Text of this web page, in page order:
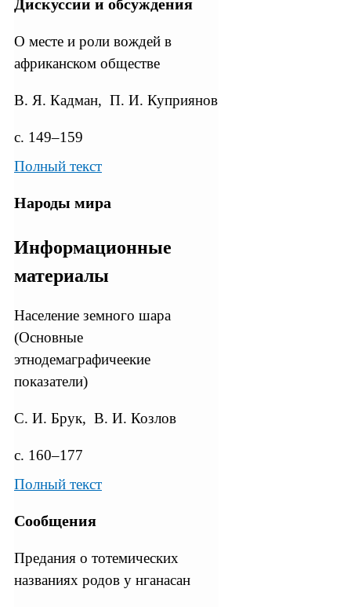
Дискуссии и обсуждения
О месте и роли вождей в
африканском обществе
В. Я. Кадман, П. И. Куприянов
с. 149–159
Полный текст
Народы мира
Информационные
материалы
Население земного шара
(Основные
этнодемаграфичеекие
показатели)
С. И. Брук, В. И. Козлов
с. 160–177
Полный текст
Сообщения
Предания о тотемических
названиях родов у нганасан